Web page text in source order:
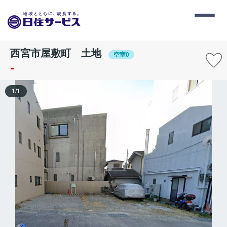
西宮市屋敷町 土地 空室0
-
1/1